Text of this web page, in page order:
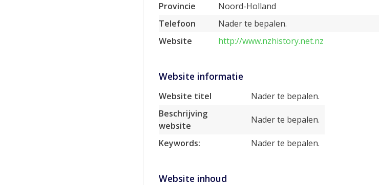
Provincie
Noord-Holland
Telefoon
Nader te bepalen.
Website
http://www.nzhistory.net.nz
Website informatie
Website titel
Nader te bepalen.
Beschrijving
website
Nader te bepalen.
Keywords: Nader te bepalen.
Website inhoud